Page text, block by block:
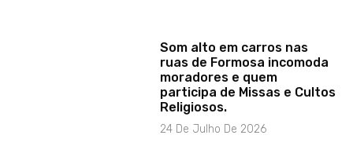
Som alto em carros nas
ruas de Formosa incomoda
moradores e quem
participa de Missas e Cultos
Religiosos.
24 De Julho De 2026